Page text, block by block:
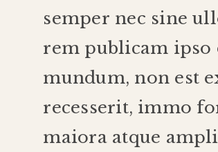
semper nec sine
rem publicam ipso
mundum, non est
recesserit, immo
maiora atque